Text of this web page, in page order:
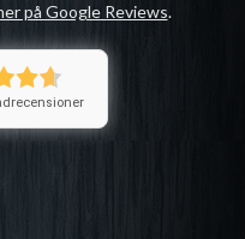
på Google Reviews.